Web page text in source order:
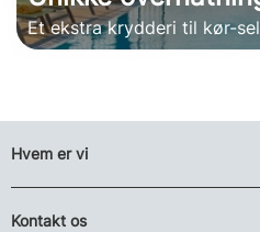
Et ekstra krydderi til kør-
Hvem er vi
Kontakt os